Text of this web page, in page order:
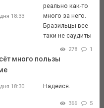
18:33
реально как-то
много за него.
Бразильцы все
таки не саудиты
278 1
много пользы
18:30 Надейся.
366 5